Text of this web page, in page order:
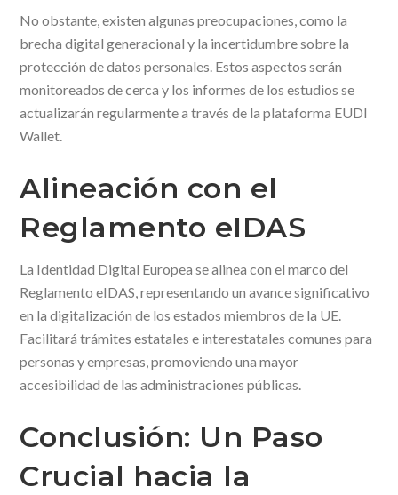
No obstante, existen algunas preocupaciones, como la
brecha digital generacional y la incertidumbre sobre la
protección de datos personales. Estos aspectos serán
monitoreados de cerca y los informes de los estudios se
actualizarán regularmente a través de la plataforma EUDI
Wallet.
Alineación con el
Reglamento eIDAS
La Identidad Digital Europea se alinea con el marco del
Reglamento eIDAS, representando un avance significativo
en la digitalización de los estados miembros de la UE.
Facilitará trámites estatales e interestatales comunes para
personas y empresas, promoviendo una mayor
accesibilidad de las administraciones públicas.
Conclusión: Un Paso
Crucial hacia la